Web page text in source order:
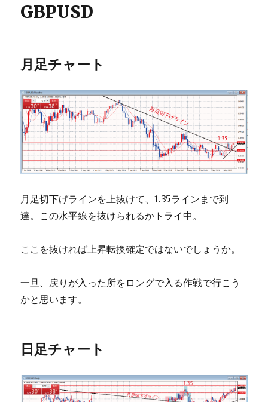
GBPUSD
月足チャート
月足切下げラインを上抜けて、1.35ラインまで到
達。この水平線を抜けられるかトライ中。
ここを抜ければ上昇転換確定ではないでしょうか。
一旦、戻りが入った所をロングで入る作戦で行こう
かと思います。
日足チャート